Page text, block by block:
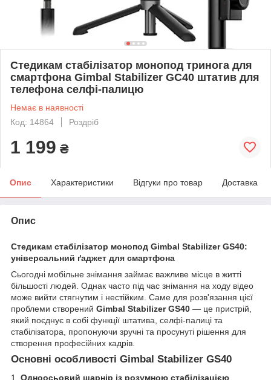
Стедикам стабілізатор монопод тринога для
смартфона Gimbal Stabilizer GC40 штатив для
телефона селфі-палицю
Немає в наявності
Код: 14864
Роздріб
1 199 ₴
Опис Характеристики Відгуки про товар Доставка
Опис
Стедикам стабілізатор монопод Gimbal Stabilizer GS40:
універсальний ґаджет для смартфона
Сьогодні мобільне знімання займає важливе місце в житті
більшості людей. Однак часто під час знімання на ходу відео
може вийти стягнутим і нестійким. Саме для розв'язання цієї
проблеми створений Gimbal Stabilizer GS40 — це пристрій,
який поєднує в собі функції штатива, селфі-палиці та
стабілізатора, пропонуючи зручні та просунуті рішення для
створення професійних кадрів.
Основні особливості Gimbal Stabilizer GS40
1. Одноосьовий шарнір із розумною стабілізацією